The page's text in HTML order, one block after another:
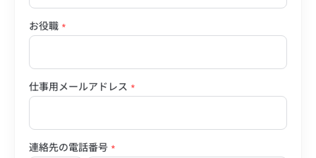
お役職 *
仕事用メールアドレス *
連絡先の電話番号 *